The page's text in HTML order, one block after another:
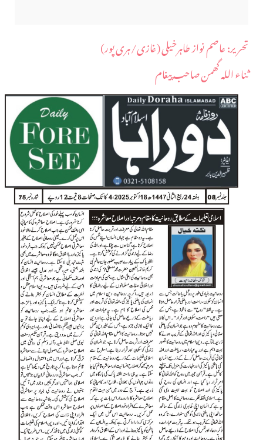
​تحریر: عاصم نواز طاہرخیلی (غازی/ہری پور)
ثناء اللہ گھمن صاحب پیغام